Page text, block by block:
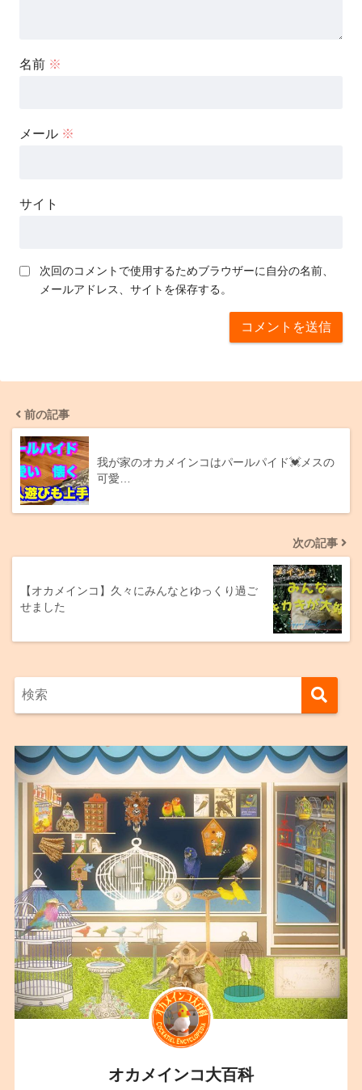
名前 ※
メール ※
サイト
次回のコメントで使用するためブラウザーに自分の名前、
メールアドレス、サイトを保存する。
前の記事
我が家のオカメインコはパールパイド💓メスの
可愛…
次の記事
【オカメインコ】久々にみんなとゆっくり過ご
せました
オカメインコ大百科